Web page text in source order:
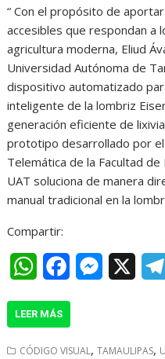
a
t
s
A
p
p
c
e
b
o
o
k
s
s
e
n
g
r
“ Con el propósito de
accesibles que respondan a
agricultura moderna, Eliud
Universidad Autónoma de
dispositivo automatizado
inteligente de la lombriz
generación eficiente de
prototipo desarrollado por
Telemática de la Facultad de
UAT soluciona de manera
manual tradicional en la
Compartir:
W
a
t
e
M
s
LEER MÁS
CÓDIGO VISUAL,TAMAULIPAS,